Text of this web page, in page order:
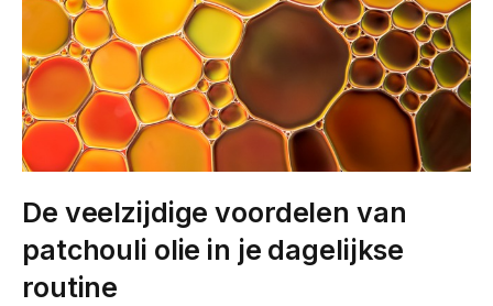
De veelzijdige voordelen van
patchouli olie in je dagelijkse
routine